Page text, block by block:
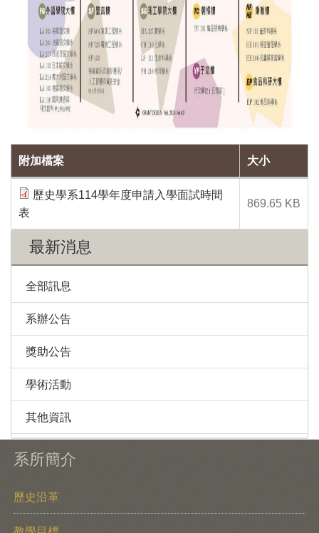
附加檔案 大小
歷史學系114學年度申請入學面試時間
表
869.65 KB
最新消息
全部訊息
系辦公告
獎助公告
學術活動
其他資訊
系所簡介
歷史沿革